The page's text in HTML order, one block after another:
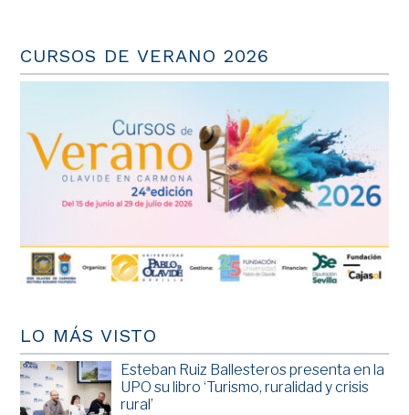
CURSOS DE VERANO 2026
LO MÁS VISTO
Esteban Ruiz Ballesteros presenta en la
UPO su libro ‘Turismo, ruralidad y crisis
rural’